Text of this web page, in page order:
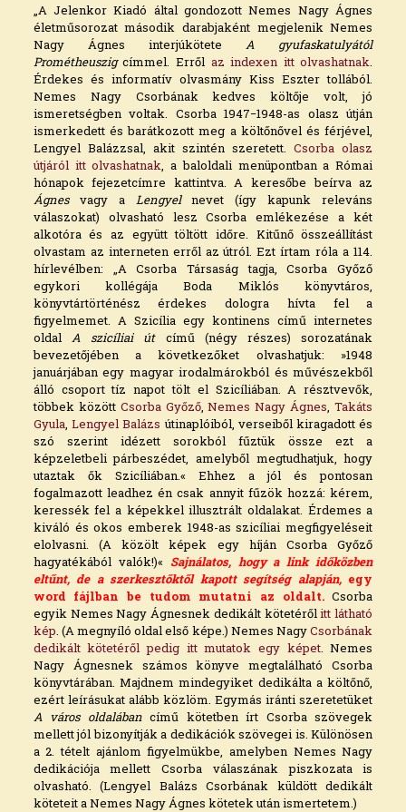
„A Jelenkor Kiadó által gondozott Nemes Nagy Ágnes
életműsorozat második darabjaként megjelenik Nemes
Nagy Ágnes interjúköteteA gyufaskatulyától
Prométheuszigcímmel. Erről az indexen itt olvashatnak.
Érdekes és informatív olvasmány Kiss Eszter tollából.
Nemes Nagy Csorbának kedves költője volt, jó
ismeretségben voltak. Csorba 1947−1948-as olasz útján
ismerkedett és barátkozott meg a költőnővel és férjével,
Lengyel Balázzsal, akit szintén szeretett.Csorba olasz
útjáról itt olvashatnak, a baloldali menüpontban a Római
hónapok fejezetcímre kattintva. A keresőbe beírva az
Ágnesvagy a Lengyelnevet (így kapunk releváns
válaszokat) olvasható lesz Csorba emlékezése a két
alkotóra és az együtt töltött időre. Kitűnő összeállítást
olvastam az interneten erről az útról. Ezt írtam róla a 114.
hírlevélben: „A Csorba Társaság tagja, Csorba Győző
egykori kollégája Boda Miklós könyvtáros,
könyvtártörténész érdekes dologra hívta fel a
figyelmemet. A Szicília egy kontinens című internetes
oldalA szicíliai útcímű (négy részes) sorozatának
bevezetőjében a következőket olvashatjuk: »1948
januárjában egy magyar irodalmárokból és művészekből
álló csoport tíz napot tölt el Szicíliában. A résztvevők,
többek között Csorba Győző,Nemes Nagy Ágnes,Takáts
Gyula,Lengyel Balázs útinaplóiból, verseiből kiragadott és
szó szerint idézett sorokból fűztük össze ezt a
képzeletbeli párbeszédet, amelyből megtudhatjuk, hogy
utaztak ők Szicíliában.« Ehhez a jól és pontosan
fogalmazott leadhez én csak annyit fűzök hozzá: kérem,
keressék fel a képekkel illusztrált oldalakat. Érdemes a
kiváló és okos emberek 1948-as szicíliai megfigyeléseit
elolvasni. (A közölt képek egy híján Csorba Győző
hagyatékából valók!)« Sajnálatos, hogy a link időközben
eltűnt, de a szerkesztőktől kapott segítség alapján, egy
word fájlban be tudom mutatni az oldalt.Csorba
egyik Nemes Nagy Ágnesnek dedikált kötetérőlitt látható
kép. (A megnyíló oldal első képe.) Nemes NagyCsorbának
dedikált kötetéről pedig itt mutatok egy képet. Nemes
Nagy Ágnesnek számos könyve megtalálható Csorba
könyvtárában. Majdnem mindegyiket dedikálta a költőnő,
ezért leírásukat alább közlöm. Egymás iránti szeretetüket
A város oldalábancímű kötetben írt Csorba szövegek
mellett jól bizonyítják a dedikációk szövegei is. Különösen
a 2. tételt ajánlom figyelmükbe, amelyben Nemes Nagy
dedikációja mellett Csorba válaszának piszkozata is
olvasható. (Lengyel Balázs Csorbának küldött dedikált
köteteit a Nemes Nagy Ágnes kötetek után ismertetem.)